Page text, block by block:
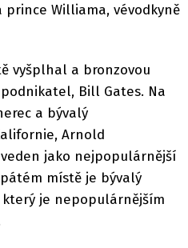
prince Williama, vévodkyně
vyšplhal a bronzovou
Bill Gates. Na
a bývalý
Arnold
jako nejpopulárnější
místě je bývalý
je nepopulárnějším